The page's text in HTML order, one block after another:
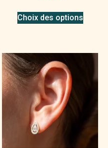
Choix des options